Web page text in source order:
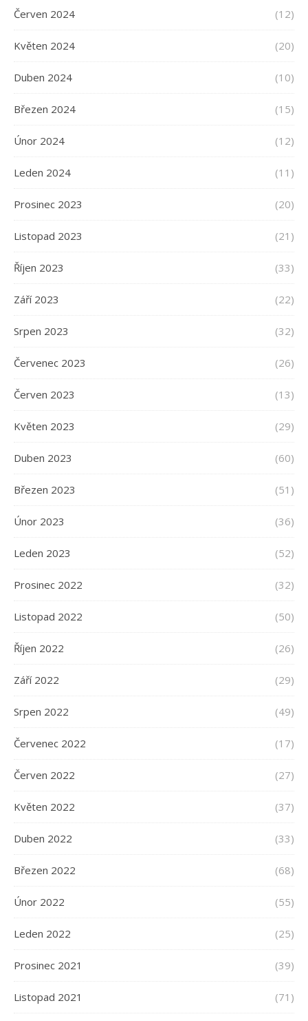
Červen 2024 (12)
Květen 2024 (20)
Duben 2024 (10)
Březen 2024 (15)
Únor 2024 (12)
Leden 2024 (11)
Prosinec 2023 (20)
Listopad 2023 (21)
Říjen 2023 (33)
Září 2023 (22)
Srpen 2023 (32)
Červenec 2023 (26)
Červen 2023 (13)
Květen 2023 (29)
Duben 2023 (60)
Březen 2023 (51)
Únor 2023 (36)
Leden 2023 (52)
Prosinec 2022 (32)
Listopad 2022 (50)
Říjen 2022 (26)
Září 2022 (29)
Srpen 2022 (49)
Červenec 2022 (17)
Červen 2022 (27)
Květen 2022 (37)
Duben 2022 (33)
Březen 2022 (68)
Únor 2022 (55)
Leden 2022 (25)
Prosinec 2021 (39)
Listopad 2021 (71)